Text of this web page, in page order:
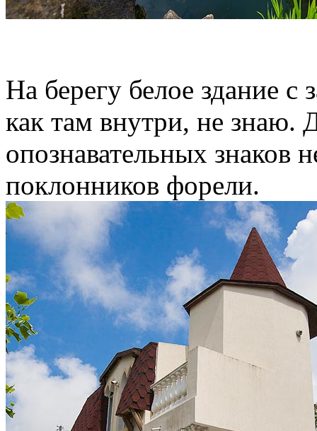
На берегу белое здание
как там внутри, не знаю.
опознавательных знаков
поклонников форели.